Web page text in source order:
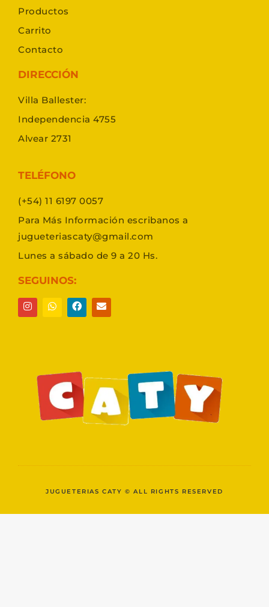
Productos
Carrito
Contacto
DIRECCIÓN
Villa Ballester:
Independencia 4755
Alvear 2731
TELÉFONO
(+54) 11 6197 0057
Para Más Información escribanos a
jugueteriascaty@gmail.com
Lunes a sábado de 9 a 20 Hs.
SEGUINOS:
JUGUETERIAS CATY © ALL RIGHTS RESERVED